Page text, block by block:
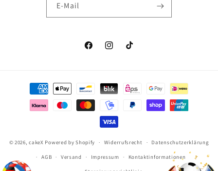
E-Mail
FacebookInstagramTikTok
Zahlungsmethoden
© 2026,cakeX Powered by Shopify Widerrufsrecht Datenschutzerklärung
AGB Versand Impressum Kontaktinformationen